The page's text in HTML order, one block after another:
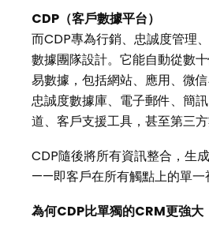
CDP （客戶數據平台）
而CDP專為行銷、忠誠度管理
數據團隊設計。它能自動從數
易數據，包括網站、應用、微信
忠誠度數據庫、電子郵件、簡
道、客戶支援工具，甚至第三方
CDP隨後將所有資訊整合，生
——即客戶在所有觸點上的單一
為何CDP比單獨的CRM更強大